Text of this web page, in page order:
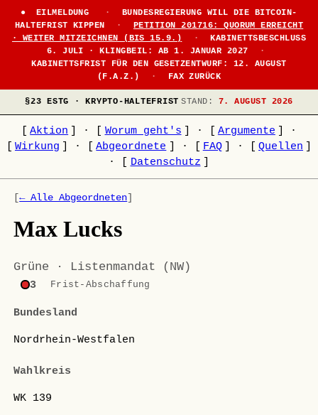
EILMELDUNG ·
BUNDESREGIERUNG WILL DIE BITCOIN-
HALTEFRIST KIPPEN
·
PETITION 201716: QUORUM ERREICHT
· WEITER MITZEICHNEN (BIS 15.9.)
·
KABINETTSBESCHLUSS
6. JULI · KLINGBEIL: AB 1. JANUAR 2027
·
KABINETTSFRIST FÜR DEN GESETZENTWURF: 12. AUGUST
(F.A.Z.)
· FAX ZURÜCK
§23 ESTG · KRYPTO-HALTEFRIST STAND: 7. AUGUST 2026
Aktion · Worum geht's · Argumente
·
Wirkung · Abgeordnete · FAQ · Quellen
·
Datenschutz
[← Alle Abgeordneten]
Max Lucks
Grüne · Listenmandat (NW)
3 Frist-Abschaffung
Bundesland
Nordrhein-Westfalen
Wahlkreis
WK 139